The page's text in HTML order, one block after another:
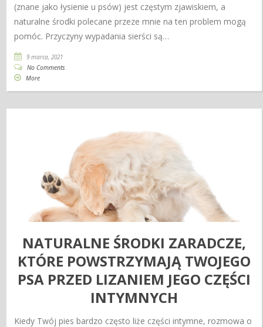
(znane jako łysienie u psów) jest częstym zjawiskiem, a
naturalne środki polecane przeze mnie na ten problem mogą
pomóc. Przyczyny wypadania sierści są…
9 marca, 2021
No Comments
More
NATURALNE ŚRODKI ZARADCZE,
KTÓRE POWSTRZYMAJĄ TWOJEGO
PSA PRZED LIZANIEM JEGO CZĘŚCI
INTYMNYCH
Kiedy Twój pies bardzo często liże części intymne, rozmowa o